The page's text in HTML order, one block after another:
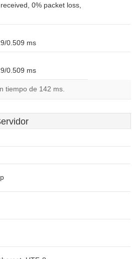
0% packet loss,
0.509 ms
0.509 ms
tiempo de 142 ms.